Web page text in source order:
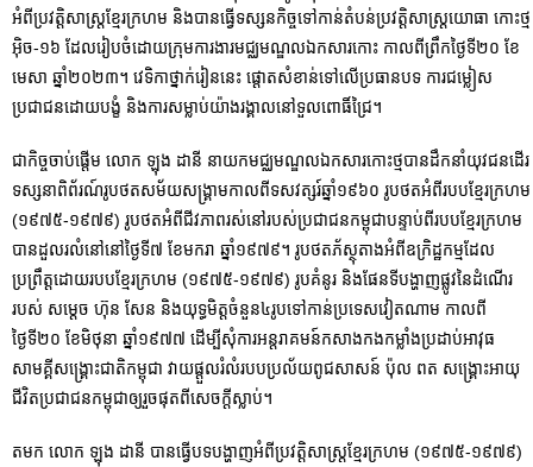
អំពីប្រវត្តិសាស្ត្រខ្មែរក្រហម និងបានធ្វើទស្សនកិច្ចទៅកាន់តំបន់ប្រវត្តិសាស្រ្តយោធា កោះថ្ម
អ៊ិច-១៦ ដែលរៀបចំដោយក្រុមការងារមជ្ឈមណ្ឌលឯកសារកោះ កាលពីព្រឹកថ្ងៃទី២០ ខែ
មេសា ឆ្នាំ២០២៣។ វេទិកាថ្នាក់រៀននេះ ផ្តោតសំខាន់ទៅលើប្រធានបទ ការជម្លៀស
ប្រជាជនដោយបង្ខំ និងការសម្លាប់យ៉ាងរង្គាលនៅទួលពោធិ៍ជ្រៃ។
ជាកិច្ចចាប់ផ្តើម លោក ឡុង ដានី នាយកមជ្ឈមណ្ឌលឯកសារកោះថ្មបានដឹកនាំយុវជនដើរ
ទស្សនាពិព័រណ៍រូបថតសម័យសង្គ្រាមកាលពីទសវត្សរ៍ឆ្នាំ១៩៦០ រូបថតអំពីរបបខ្មែរក្រហម
(១៩៧៥-១៩៧៩) រូបថតអំពីជីវភាពរស់នៅរបស់ប្រជាជនកម្ពុជាបន្ទាប់ពីរបបខ្មែរក្រហម
បានដួលរលំនៅនៅថ្ងៃទី៧ ខែមករា ឆ្នាំ១៩៧៩។ រូបថតភ័ស្ថុតាងអំពីឧក្រិដ្ឋកម្មដែល
ប្រព្រឹត្តដោយរបបខ្មែរក្រហម (១៩៧៥-១៩៧៩) រូបគំនូរ និងផែនទីបង្ហាញផ្លូវនៃដំណើរ
របស់ សម្តេច ហ៊ុន សែន និងយុទ្ធមិត្តចំនួន៤រូបទៅកាន់ប្រទេសវៀតណាម កាលពី
ថ្ងៃទី២០ ខែមិថុនា ឆ្នាំ១៩៧៧ ដើម្បីសុំការអន្តរាគមន៍កសាងកងកម្លាំងប្រដាប់អាវុធ
សាមគ្គីសង្គ្រោះជាតិកម្ពុជា វាយផ្តួលរំលំរបបប្រល័យពូជសាសន៍ ប៉ុល ពត សង្គ្រោះអាយុ
ជីវិតប្រជាជនកម្ពុជាឲ្យរួចផុតពីសេចក្តីស្លាប់។
តមក លោក ឡុង ដានី បានធ្វើបទបង្ហាញអំពីប្រវត្តិសាស្ត្រខ្មែរក្រហម (១៩៧៥-១៩៧៩)